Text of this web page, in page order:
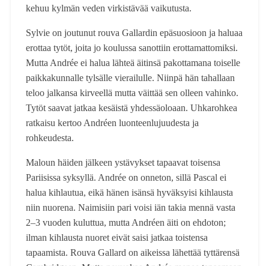
kehuu kylmän veden virkistävää vaikutusta.
Sylvie on joutunut rouva Gallardin epäsuosioon ja haluaa
erottaa tytöt, joita jo koulussa sanottiin erottamattomiksi.
Mutta Andrée ei halua lähteä äitinsä pakottamana toiselle
paikkakunnalle tylsälle vierailulle. Niinpä hän tahallaan
teloo jalkansa kirveellä mutta väittää sen olleen vahinko.
Tytöt saavat jatkaa kesäistä yhdessäoloaan. Uhkarohkea
ratkaisu kertoo Andréen luonteenlujuudesta ja
rohkeudesta.
Maloun häiden jälkeen ystävykset tapaavat toisensa
Pariisissa syksyllä. Andrée on onneton, sillä Pascal ei
halua kihlautua, eikä hänen isänsä hyväksyisi kihlausta
niin nuorena. Naimisiin pari voisi iän takia mennä vasta
2‒3 vuoden kuluttua, mutta Andréen äiti on ehdoton;
ilman kihlausta nuoret eivät saisi jatkaa toistensa
tapaamista. Rouva Gallard on aikeissa lähettää tyttärensä